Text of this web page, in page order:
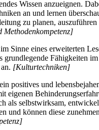
Wissen anzueignen.
an und lernen
zu planen, auszuführen
Methodenkompetenz]
Sinne eines erweiterten
grundlegende Fähigkeiten im
[Kulturtechniken]
positives und
eigenen
als selbstwirksam,
und können diese